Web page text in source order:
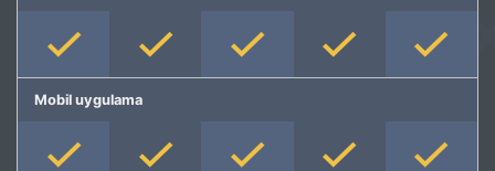
Mobil uygulama